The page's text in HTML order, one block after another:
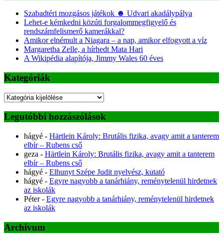
Szabadtéri mozgásos játékok ☻ Udvari akadálypálya
Lehet-e kémkedni közúti forgalommegfigyelő és
rendszámfelismerő kamerákkal?
Amikor elnémult a Niagara – a nap, amikor elfogyott a víz
Margaretha Zelle, a hírhedt Mata Hari
A Wikipédia alapítója, Jimmy Wales 60 éves
Kategóriák
Kategóriák
Legutóbbi hozzászólások
hágyé - Härtlein Károly: Brutális fizika, avagy amit a tanterem
elbír – Rubens cső
geza - Härtlein Károly: Brutális fizika, avagy amit a tanterem
elbír – Rubens cső
hágyé - Elhunyt Szépe Judit nyelvész, kutató
hágyé - Egyre nagyobb a tanárhiány, reménytelenül hirdetnek
az iskolák
Péter- Egyre nagyobb a tanárhiány, reménytelenül hirdetnek
az iskolák
Archívum